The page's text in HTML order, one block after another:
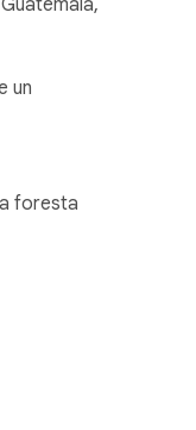
un
foresta